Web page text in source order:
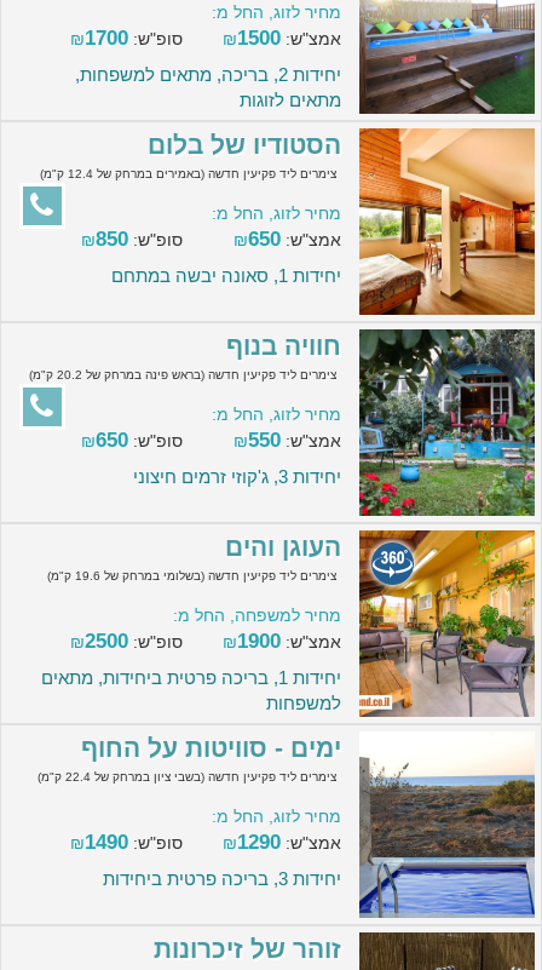
מחיר לזוג, החל מ:
אמצ"ש:
₪1500 סופ"ש: ₪1700
יחידות 2, בריכה, מתאים למשפחות,
מתאים לזוגות
הסטודיו של בלום
צימרים ליד פקיעין חדשה (באמירים במרחק של 12.4 ק"מ)
מחיר לזוג, החל מ:
אמצ"ש:
₪650 סופ"ש: ₪850
יחידות 1, סאונה יבשה במתחם
חוויה בנוף
צימרים ליד פקיעין חדשה (בראש פינה במרחק של 20.2 ק"מ)
מחיר לזוג, החל מ:
אמצ"ש:
₪550 סופ"ש: ₪650
יחידות 3, ג'קוזי זרמים חיצוני
העוגן והים
צימרים ליד פקיעין חדשה (בשלומי במרחק של 19.6 ק"מ)
מחיר למשפחה, החל מ:
אמצ"ש:
₪1900 סופ"ש: ₪2500
יחידות 1, בריכה פרטית ביחידות, מתאים
למשפחות
ימים - סוויטות על החוף
צימרים ליד פקיעין חדשה (בשבי ציון במרחק של 22.4 ק"מ)
מחיר לזוג, החל מ:
אמצ"ש:
₪1290 סופ"ש: ₪1490
יחידות 3, בריכה פרטית ביחידות
זוהר של זיכרונות